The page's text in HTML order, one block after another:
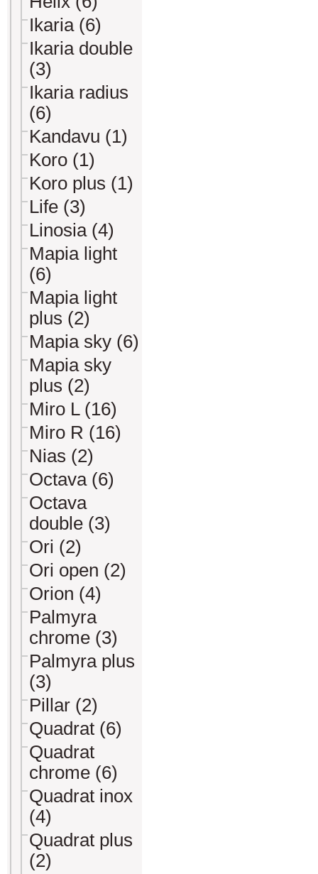
Ikaria (6)
Ikaria double
(3)
Ikaria radius
(6)
Kandavu (1)
Koro (1)
Koro plus (1)
Life (3)
Linosia (4)
Mapia light
(6)
Mapia light
plus (2)
Mapia sky (6)
Mapia sky
plus (2)
Miro L (16)
Miro R (16)
Nias (2)
Octava (6)
Octava
double (3)
Ori (2)
Ori open (2)
Orion (4)
Palmyra
chrome (3)
Palmyra plus
(3)
Pillar (2)
Quadrat (6)
Quadrat
chrome (6)
Quadrat inox
(4)
Quadrat plus
(2)